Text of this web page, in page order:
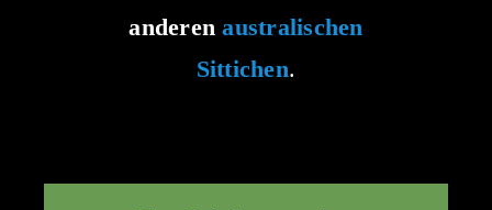
anderenaustralischen
Sittichen.